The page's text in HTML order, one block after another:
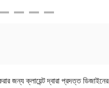
জন্য ক্লায়েন্ট দ্বারা প্রদত্ত ডিজাইনের